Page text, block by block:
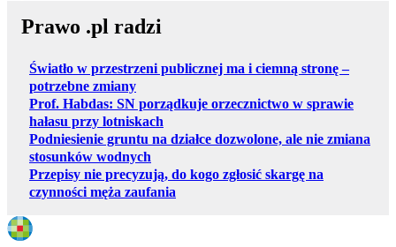
Prawo .pl radzi
Światło w przestrzeni publicznej ma i ciemną stronę –
potrzebne zmiany
Prof. Habdas: SN porządkuje orzecznictwo w sprawie
hałasu przy lotniskach
Podniesienie gruntu na działce dozwolone, ale nie zmiana
stosunków wodnych
Przepisy nie precyzują, do kogo zgłosić skargę na
czynności męża zaufania